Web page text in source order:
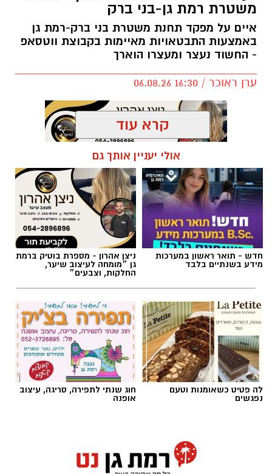
מטרת השינוי היא להעניק לאוהדים חוויית משחק
נעימה והיא מתבצע תודות לתמיכת ראש העיר,
כרמל שאמה הכהן ובהובלת מנכ״ל רשות הספורט
העירונית ר״ג, רוני יהודה. בזכות השינוי המתבצע
תגדל כמות המקומות ביציעים על הפרקט בכ-200
מקומות.
משטרת רמת גן-בני ברק
איים על מפקד תחנת משטרת בני ברק-רמת גן
באמצעות התבטאויות מאיימות בקבוצת ווטסאפ
- החשוד נעצר ומעצרו הוארך
ערן ראוכר / 16:30 06.08.26
תגים: משטרת ישראל, משטרת רמת גן
צילום: דוברות המשטרה
שוב. חוקרי תחנת מסובים פתחו בחקירה עם קבלת
מידע אודות התבטאויות מאיימות שפורסמו בקבוצת
קרא עוד
אולי יעניין אותך גם
חדש - תואר ראשון במערכות
מידע בשנתיים בלבד
ניצן אהרון - מספרת בוטיק ברמת
גן ״מומחה לעיצוב שיער,
החלקות, וצבעים״
לה פטיט כשאומנות וטעם
נפגשים
חוג שנתי לתפירה, סריגה, עיצוב
אופנה